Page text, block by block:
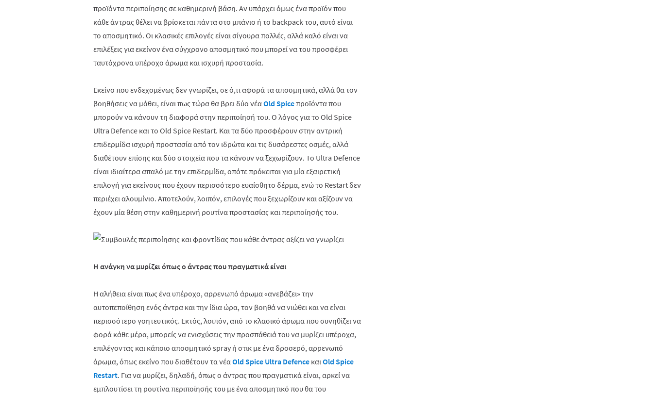
προϊόντα περιποίησης σε καθημερινή βάση. Αν υπάρχει όμως ένα προϊόν που
κάθε άντρας θέλει να βρίσκεται πάντα στο μπάνιο ή το backpackτου, αυτό είναι
το αποσμητικό. Οι κλασικές επιλογές είναι σίγουρα πολλές, αλλά καλό είναι να
επιλέξεις για εκείνον ένα σύγχρονο αποσμητικό που μπορεί να του προσφέρει
ταυτόχρονα υπέροχο άρωμα και ισχυρή προστασία.
Εκείνο που ενδεχομένως δεν γνωρίζει, σε ό,τι αφορά τα αποσμητικά, αλλά θα τον
βοηθήσεις να μάθει, είναι πως τώρα θα βρει δύο νέαOld Spiceπροϊόντα που
μπορούν να κάνουν τη διαφορά στην περιποίησή του. Ο λόγοςγιατο Old Spice
Ultra Defence καιτο Old Spice Restart. Και τα δύο προσφέρουν στην αντρική
επιδερμίδα ισχυρή προστασία από τον ιδρώτα και τις δυσάρεστες οσμές, αλλά
διαθέτουν επίσης και δύο στοιχεία που τα κάνουν να ξεχωρίζουν. Το Ultra Defence
είναι ιδιαίτερα απαλό με την επιδερμίδα, οπότε πρόκειται για μία εξαιρετική
επιλογή για εκείνους που έχουν περισσότερο ευαίσθητο δέρμα, ενώ το Restartδεν
περιέχει αλουμίνιο. Αποτελούν, λοιπόν, επιλογές που ξεχωρίζουν και αξίζουν να
έχουν μία θέση στην καθημερινή ρουτίνα προστασίας και περιποίησής του.
Η ανάγκη να μυρίζει όπως ο άντρας που πραγματικά είναι
Η αλήθεια είναι πως ένα υπέροχο, αρρενωπό άρωμα «ανεβάζει» την
αυτοπεποίθηση ενός άντρα και την ίδια ώρα, τον βοηθά να νιώθει και να είναι
περισσότερο γοητευτικός. Εκτός, λοιπόν, από το κλασικό άρωμα που συνηθίζει να
φορά κάθε μέρα, μπορείς να ενισχύσεις την προσπάθειά του να μυρίζει υπέροχα,
επιλέγοντας και κάποιο αποσμητικό spray ή στικ με ένα δροσερό, αρρενωπό
άρωμα, όπως εκείνο που διαθέτουν τα νέαOld Spice Ultra Defence καιOld Spice
Restart. Για να μυρίζει, δηλαδή, όπως ο άντρας που πραγματικά είναι, αρκεί να
εμπλουτίσει τη ρουτίνα περιποίησής του με ένα αποσμητικό που θα του